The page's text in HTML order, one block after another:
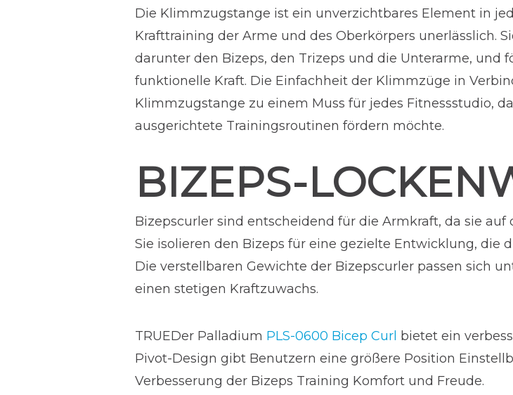
Die Klimmzugstange ist ein unverzichtbares Element in
Krafttraining der Arme und des Oberkörpers unerlässlich.
darunter den Bizeps, den Trizeps und die Unterarme, und
funktionelle Kraft. Die Einfachheit der Klimmzüge in
Klimmzugstange zu einem Muss für jedes Fitnessstudio,
ausgerichtete Trainingsroutinen fördern möchte.
BIZEPS-
Bizepscurler sind entscheidend für die Armkraft, da sie
Sie isolieren den Bizeps für eine gezielte Entwicklung, die
Die verstellbaren Gewichte der Bizepscurler passen sich
einen stetigen Kraftzuwachs.
TRUEDer Palladium PLS-0600 Bicep Curl bietet ein
Pivot-Design gibt Benutzern eine größere Position
Verbesserung der Bizeps Training Komfort und Freude.